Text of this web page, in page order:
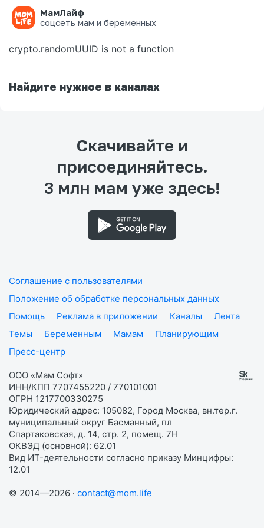
МамЛайф
соцсеть мам и беременных
Ошибка на странице
crypto.randomUUID is not a function
Найдите нужное в каналах
Скачивайте и
присоединяйтесь.
3 млн мам уже здесь!
Соглашение с пользователями
Положение об обработке персональных данных
Помощь
Реклама в приложении Каналы
Лента
Темы
Беременным Мамам
Планирующим
Пресс-центр
ООО «Мам Софт»
ИНН/КПП 7707455220 / 770101001
ОГРН 1217700330275
Юридический адрес: 105082, Город Москва, вн.тер.г.
муниципальный округ Басманный, пл
Спартаковская, д. 14, стр. 2, помещ. 7Н
ОКВЭД (основной): 62.01
Вид ИТ-деятельности согласно приказу Минцифры:
12.01
© 2014—2026 · contact@mom.life